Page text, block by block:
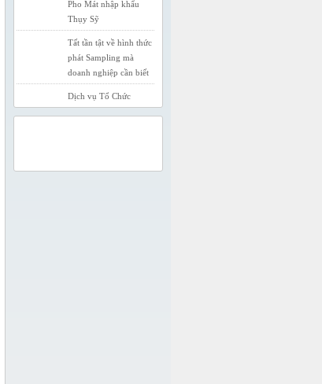
Thụy Sỹ
Tất tần tật về hình thức
phát Sampling mà
doanh nghiệp cần biết
Dịch vụ Tổ Chức
Activation